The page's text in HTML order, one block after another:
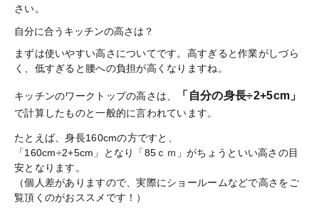
さい。
自分に合うキッチンの高さは？
まずは使いやすい高さについてです。高すぎると作業がしづら
く、低すぎると腰への負担が高くなりますね。
キッチンのワークトップの高さは、 「自分の身長÷2+5cm」
で計算したものと一般的に言われています。
たとえば、身長160cmの方ですと、
「160cm÷2+5cm」となり「85ｃｍ」がちょうといい高さの目
安となります。
（個人差がありますので、実際にショールームなどで高さをご
覧頂くのがおススメです！）